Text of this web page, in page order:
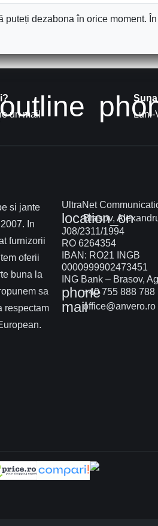
puteți dezabona în orice moment.
un mail
Luni-
si jante
In
furnizorii
oferii
buna la
sa
respectam
UltraNet
location_on
Brașov,
J08/2311/1994
RO 6264354
IBAN: RO21 INGB
0000999902473451
ING Bank – Brasov,
phone+40 755 888 788
mailoffice@anvero.ro